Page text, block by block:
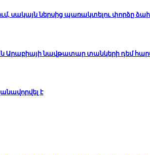
սակայն ներսից պառակտելու փորձը
Արաբիայի նավթատար տանկերի դեմ
է